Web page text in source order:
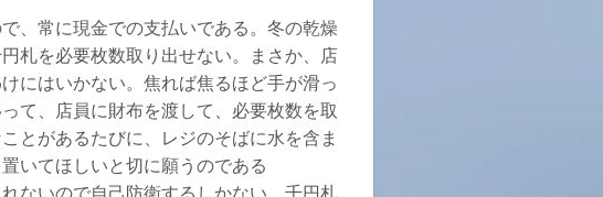
、常に現金での支払いである。冬の乾燥
札を必要枚数取り出せない。まさか、店
にはいかない。焦れば焦るほど手が滑っ
て、店員に財布を渡して、必要枚数を取
とがあるたびに、レジのそばに水を含ま
いてほしいと切に願うのである
ないので自己防衛するしかない。千円札